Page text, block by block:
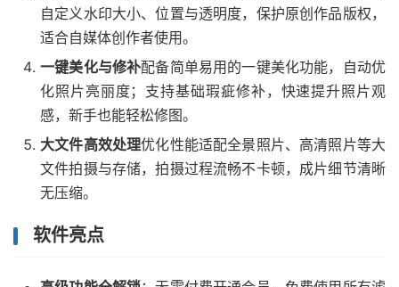
自定义水印大小、位置与透明度，保护原创作品版权，
适合自媒体创作者使用。
一键美化与修补配备简单易用的一键美化功能，自动优
化照片亮丽度；支持基础瑕疵修补，快速提升照片观
感，新手也能轻松修图。
大文件高效处理优化性能适配全景照片、高清照片等大
文件拍摄与存储，拍摄过程流畅不卡顿，成片细节清晰
无压缩。
软件亮点